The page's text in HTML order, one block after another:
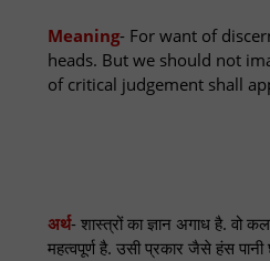
Meaning- For want of
heads. But we should not
of critical judgement shall
अर्थ- शास्त्रों का ज्ञान अगाध है. वो
महत्वपूर्ण है. उसी प्रकार जैसे हंस